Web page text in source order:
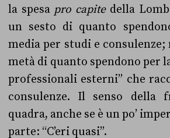
la spesa pro capitedella
un sesto di quanto
media per studi e consulenze;
metà di quanto spendono per
professionali esterni” che
consulenze. Il senso della
quadra, anche se è un po’
parte: “C’eri quasi”.